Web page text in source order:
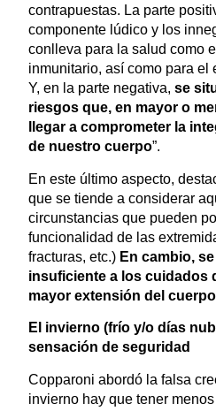
contrapuestas. La parte
componente lúdico y los
conlleva para la salud como
inmunitario, así como para el
Y, en la parte negativa, se
riesgos que, en mayor o
llegar a comprometer la
de nuestro cuerpo”.
En este último aspecto,
que se tiende a considerar
circunstancias que pueden
funcionalidad de las
fracturas, etc.) En cambio,
insuficiente a los cuidados
mayor extensión del
El invierno (frío y/o días
sensación de seguridad
Copparoni abordó la falsa
invierno hay que tener